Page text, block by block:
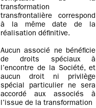
transformation
transfrontalière correspond
à la même date de la
réalisation définitive.
Aucun associé ne bénéficie
de droits spéciaux à
l’encontre de la Société, et
aucun droit ni privilège
spécial particulier ne sera
accordé aux associés à
l’issue de la transformation